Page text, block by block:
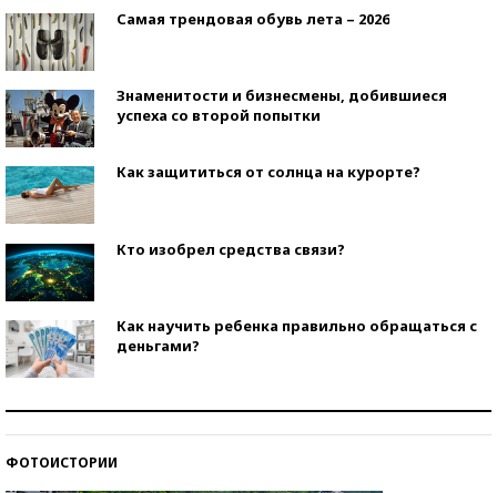
Самая трендовая обувь лета – 2026
Знаменитости и бизнесмены, добившиеся
успеха со второй попытки
Как защититься от солнца на курорте?
Кто изобрел средства связи?
Как научить ребенка правильно обращаться с
деньгами?
ФОТОИСТОРИИ